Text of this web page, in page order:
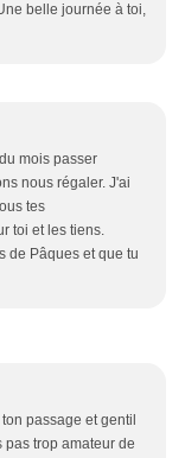
belle journée à toi,
mois passer
nous régaler. J'ai
tes
toi et les tiens.
de Pâques et que tu
passage et gentil
pas trop amateur de